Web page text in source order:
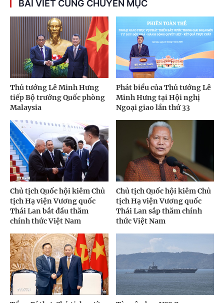
BÀI VIẾT CÙNG CHUYÊN MỤC
Thủ tướng Lê Minh Hưng
tiếp Bộ trưởng Quốc phòng
Malaysia
Phát biểu của Thủ tướng Lê
Minh Hưng tại Hội nghị
Ngoại giao lần thứ 33
Chủ tịch Quốc hội kiêm Chủ
tịch Hạ viện Vương quốc
Thái Lan bắt đầu thăm
chính thức Việt Nam
Chủ tịch Quốc hội kiêm Chủ
tịch Hạ viện Vương quốc
Thái Lan sắp thăm chính
thức Việt Nam